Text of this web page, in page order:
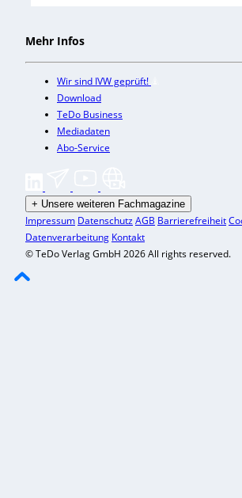
Mehr Infos
Wir sind IVW geprüft!
Download
TeDo Business
Mediadaten
Abo-Service
+ Unsere weiteren Fachmagazine
Impressum DatenschutzAGB Barrierefreiheit
Datenverarbeitung Kontakt
© TeDo Verlag GmbH 2026 All rights reserved.